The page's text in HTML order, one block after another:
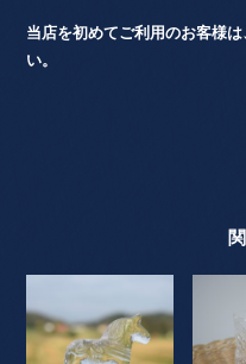
当店を初めてご利用のお客様
い。